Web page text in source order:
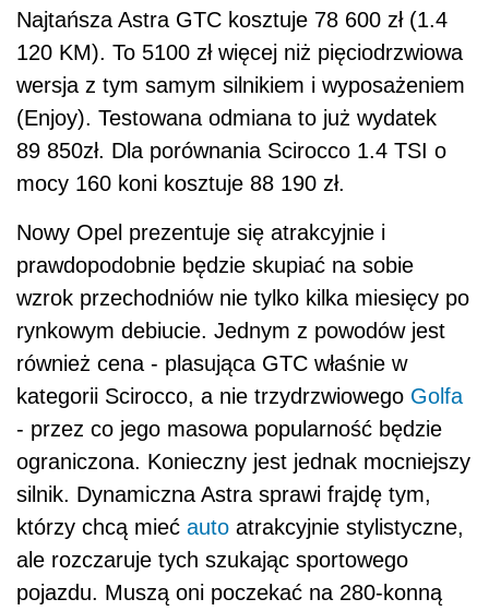
Najtańsza Astra GTC kosztuje 78 600 zł (1.4
120 KM). To 5100 zł więcej niż pięciodrzwiowa
wersja z tym samym silnikiem i wyposażeniem
(Enjoy). Testowana odmiana to już wydatek
89 850zł. Dla porównania Scirocco 1.4 TSI o
mocy 160 koni kosztuje 88 190 zł.
Nowy Opel prezentuje się atrakcyjnie i
prawdopodobnie będzie skupiać na sobie
wzrok przechodniów nie tylko kilka miesięcy po
rynkowym debiucie. Jednym z powodów jest
również cena - plasująca GTC właśnie w
kategorii Scirocco, a nie trzydrzwiowego Golfa
- przez co jego masowa popularność będzie
ograniczona. Konieczny jest jednak mocniejszy
silnik. Dynamiczna Astra sprawi frajdę tym,
którzy chcą mieć auto atrakcyjnie stylistyczne,
ale rozczaruje tych szukając sportowego
pojazdu. Muszą oni poczekać na 280-konną